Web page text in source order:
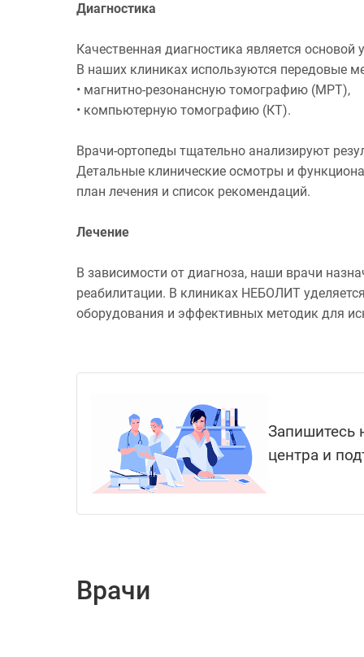
Диагностика
Качественная диагностика является основой
В наших клиниках используются передовые
• магнитно-резонансную томографию (МРТ),
• компьютерную томографию (КТ).
Врачи-ортопеды тщательно анализируют
Детальные клинические осмотры и
план лечения и список рекомендаций.
Лечение
В зависимости от диагноза, наши врачи
реабилитации. В клиниках НЕБОЛИТ
оборудования и эффективных методик для
Запишитесь
центра и
Врачи